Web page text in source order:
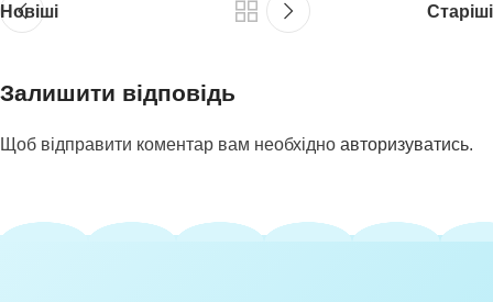
Новіші Старіші
Залишити відповідь
Щоб відправити коментар вам необхідно авторизуватись.